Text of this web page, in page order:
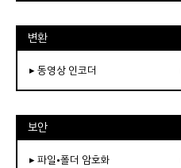
변환
▸ 동영상 인코더
보안
▸ 파일•폴더 암호화